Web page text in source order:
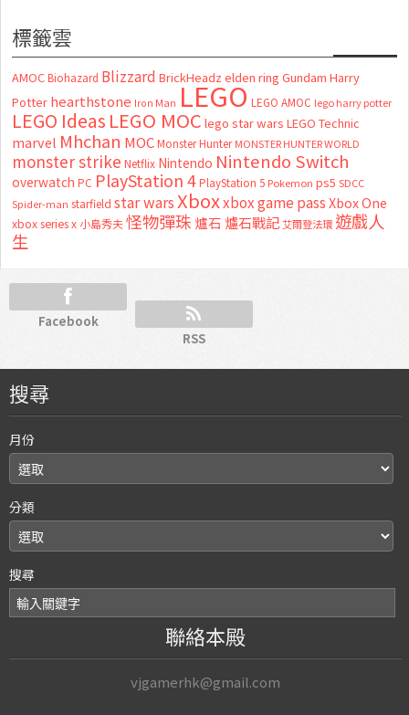
標籤雲
AMOC Biohazard Blizzard BrickHeadz elden ring Gundam Harry
Potter hearthstone Iron Man LEGO LEGO AMOC lego harry potter
LEGO Ideas LEGO MOC lego star wars LEGO Technic
marvel Mhchan MOC Monster Hunter MONSTER HUNTER WORLD
monster strike Netflix Nintendo Nintendo Switch
overwatch PC PlayStation 4 PlayStation 5 Pokemon ps5 SDCC
Spider-man starfield star warsXboxxbox game passXbox One
xbox series x 小島秀夫怪物彈珠 爐石 爐石戰記艾爾登法環 遊戲人
生
Facebook
RSS
搜尋
月份
分類
搜尋
聯絡本殿
vjgamerhk@gmail.com